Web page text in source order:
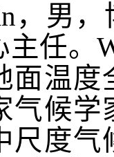
，男
主任。
面温
气候
尺度